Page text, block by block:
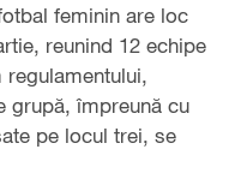
feminin are loc
reunind 12 echipe
grupă, împreună cu
pe locul trei, se